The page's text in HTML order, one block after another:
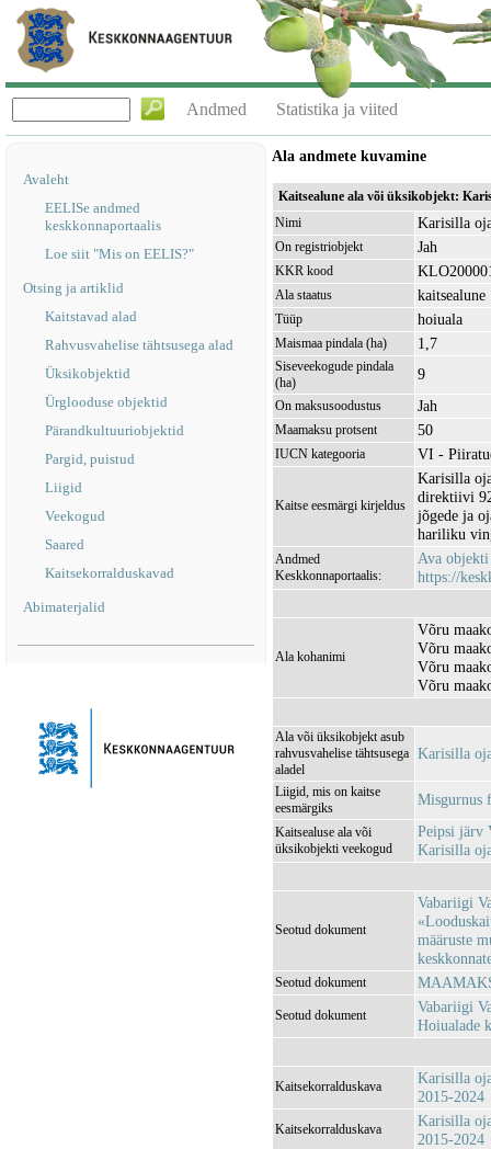
Andmed Statistika ja viited
Avaleht
EELISe andmed
keskkonnaportaalis
Loe siit "Mis on EELIS?"
Otsing ja artiklid
Kaitstavad alad
Rahvusvahelise tähtsusega alad
Üksikobjektid
Ürglooduse objektid
Pärandkultuuriobjektid
Pargid, puistud
Liigid
Veekogud
Saared
Kaitsekorralduskavad
Abimaterjalid
Ala andmete kuvamine
Kaitsealune ala või üksikobjekt:
Nimi
Karisilla
On registriobjekt Jah
KKR kood
Ala staatus kaitsealune
Tüüp hoiuala
Maismaa pindala (ha) 1,7
Siseveekogude pindala
(ha)
9
On maksusoodustus Jah
Maamaksu protsent 50
IUCN kategooria VI -
Kaitse eesmärgi kirjeldus
Karisilla
direktiivi
jõgede ja
hariliku
Andmed
Keskkonnaportaalis:
Ava objekti
https://
Ala kohanimi
Võru
Võru
Võru
Võru
Ala või üksikobjekt asub
rahvusvahelise tähtsusega
aladel
Karisilla
Liigid, mis on kaitse
eesmärgiks
Misgurnus
Kaitsealuse ala või
üksikobjekti veekogud
Peipsi järv
Karisilla
Seotud dokument
Vabariigi
määruste
Seotud dokument
Seotud dokument
Vabariigi
Hoiualade
Kaitsekorralduskava
Karisilla
2015-2024
Kaitsekorralduskava
Karisilla
2015-2024